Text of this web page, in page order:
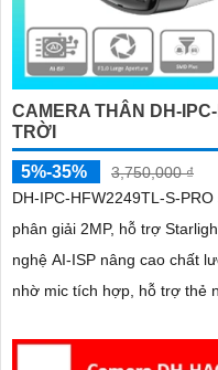
CAMERA THÂN DH-
TRỜI
5%-35%
3,750,000 ₫
DH-IPC-HFW2249TL-S-
phân giải 2MP, hỗ trợ
nghệ AI-ISP nâng cao chất
nhờ mic tích hợp, hỗ trợ thẻ